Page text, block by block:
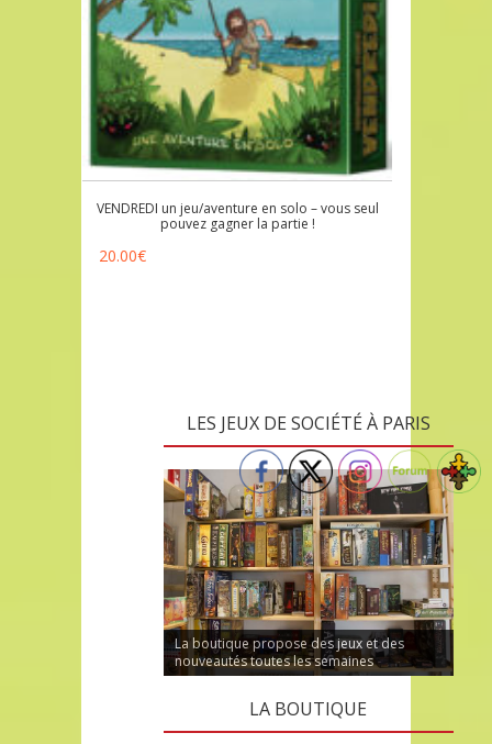
VENDREDI un jeu/aventure en solo – vous seul
pouvez gagner la partie !
20.00€
LES JEUX DE SOCIÉTÉ À PARIS
La boutique propose des jeux et des
nouveautés toutes les semaines
LA BOUTIQUE